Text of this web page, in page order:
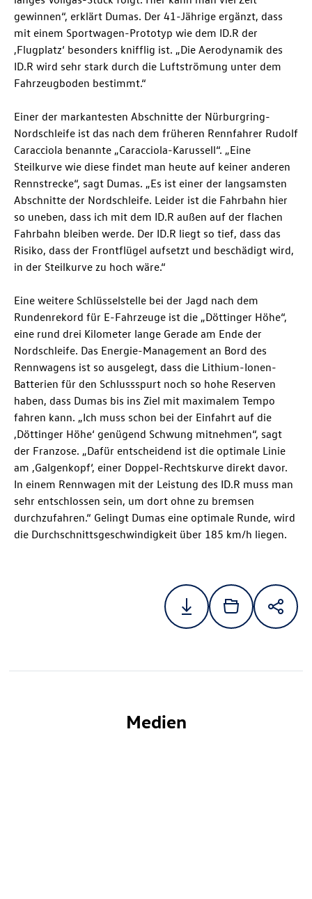
gewinnen“, erklärt Dumas. Der 41-Jährige ergänzt, dass
mit einem Sportwagen-Prototyp wie dem ID.R der
‚Flugplatz‘ besonders knifflig ist. „Die Aerodynamik des
ID.R wird sehr stark durch die Luftströmung unter dem
Fahrzeugboden bestimmt.“
Einer der markantesten Abschnitte der Nürburgring-
Nordschleife ist das nach dem früheren Rennfahrer Rudolf
Caracciola benannte „Caracciola-Karussell“. „Eine
Steilkurve wie diese findet man heute auf keiner anderen
Rennstrecke“, sagt Dumas. „Es ist einer der langsamsten
Abschnitte der Nordschleife. Leider ist die Fahrbahn hier
so uneben, dass ich mit dem ID.R außen auf der flachen
Fahrbahn bleiben werde. Der ID.R liegt so tief, dass das
Risiko, dass der Frontflügel aufsetzt und beschädigt wird,
in der Steilkurve zu hoch wäre.“
Eine weitere Schlüsselstelle bei der Jagd nach dem
Rundenrekord für E-Fahrzeuge ist die „Döttinger Höhe“,
eine rund drei Kilometer lange Gerade am Ende der
Nordschleife. Das Energie-Management an Bord des
Rennwagens ist so ausgelegt, dass die Lithium-Ionen-
Batterien für den Schlussspurt noch so hohe Reserven
haben, dass Dumas bis ins Ziel mit maximalem Tempo
fahren kann. „Ich muss schon bei der Einfahrt auf die
‚Döttinger Höhe‘ genügend Schwung mitnehmen“, sagt
der Franzose. „Dafür entscheidend ist die optimale Linie
am ‚Galgenkopf‘, einer Doppel-Rechtskurve direkt davor.
In einem Rennwagen mit der Leistung des ID.R muss man
sehr entschlossen sein, um dort ohne zu bremsen
durchzufahren.“ Gelingt Dumas eine optimale Runde, wird
die Durchschnittsgeschwindigkeit über 185 km/h liegen.
Medien